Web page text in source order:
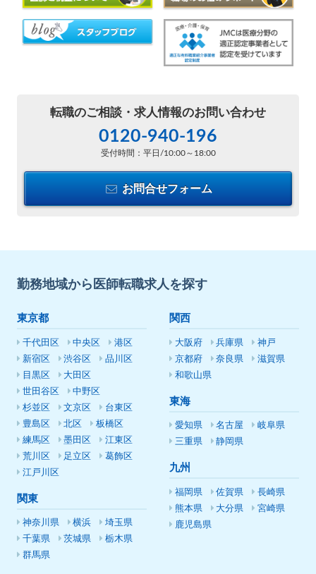
転職のご相談・ 求人情報のお問い合わせ
0120-940-196
受付時間：平日/10:00～18:00
お問合せフォーム
勤務地域から医師転職求人を探す
東京都
千代田区 中央区
港区
新宿区
渋谷区
品川区
目黒区
大田区
世田谷区
中野区
杉並区
文京区
台東区
豊島区
北区
板橋区
練馬区
墨田区
江東区
荒川区
足立区
葛飾区
江戸川区
関東
神奈川県 横浜
埼玉県
千葉県
茨城県
栃木県
群馬県
関西
大阪府 兵庫県
神戸
京都府
奈良県
滋賀県
和歌山県
東海
愛知県 名古屋
岐阜県
三重県
静岡県
九州
福岡県 佐賀県
長崎県
熊本県
大分県
宮崎県
鹿児島県